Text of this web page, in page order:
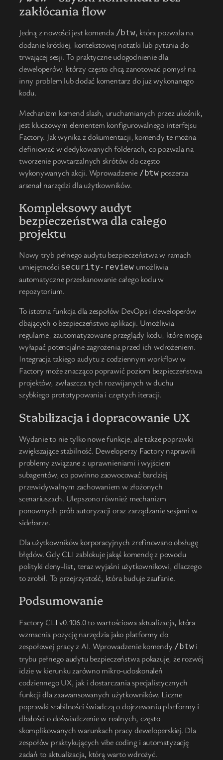
zakłócania flow
Jedną z nowości jest komenda /btw, która pozwala na
dodanie krótkiej, kontekstowej notatki lub pytania do
trwającej sesji. To praktyczne udogodnienie dla
deweloperów, którzy często chcą zanotować pomysł na
inny problem lub dodać komentarz do już wykonanego
kodu.
Mechanizm komend slash, uruchamianych przez ukośnik,
jest kluczowym elementem konfigurowalnego interfejsu
Factory. Jak wynika z dokumentacji, komendy te można
definiować w dedykowanych folderach, co pozwala na
tworzenie powtarzalnych skrótów do często
wykonywanych akcji. Wprowadzenie /btwposzerza
arsenał narzędzi dla użytkowników.
Kompleksowy audyt
bezpieczeństwa dla całego
projektu
Nowy tryb pełnego audytu bezpieczeństwa w ramach
umiejętności security-reviewumożliwia
automatyczne przeskanowanie całego kodu w
repozytorium.
To istotna funkcja dla zespołów DevOps i deweloperów
dbających o bezpieczeństwo aplikacji. Umożliwia
regularne, zautomatyzowane przeglądy kodu, które mogą
wyłapać potencjalne zagrożenia przed ich wdrożeniem.
Integracja takiego audytu z codziennym workflow w
Factory może znacząco poprawić poziom bezpieczeństwa
projektów, zwłaszcza tych rozwijanych w duchu
szybkiego prototypowania i częstych iteracji.
Stabilizacja i dopracowanie UX
Wydanie to nie tylko nowe funkcje, ale także poprawki
zwiększające stabilność. Deweloperzy Factory naprawili
problemy związane z uprawnieniami i wyjściem
subagentów, co powinno zaowocować bardziej
przewidywalnym zachowaniem w złożonych
scenariuszach. Ulepszono również mechanizm
ponownych prób autoryzacji oraz zarządzanie sesjami w
sidebarze.
Dla użytkowników korporacyjnych zrefinowano obsługę
błędów. Gdy CLI zablokuje jakąś komendę z powodu
polityki deny-list, teraz wyjaśni użytkownikowi, dlaczego
to zrobił. To przejrzystość, która buduje zaufanie.
Podsumowanie
Factory CLI v0.106.0 to wartościowa aktualizacja, która
wzmacnia pozycję narzędzia jako platformy do
zespołowej pracy z AI. Wprowadzenie komendy /btwi
trybu pełnego audytu bezpieczeństwa pokazuje, że rozwój
idzie w kierunku zarówno mikro-udoskonaleń
codziennego UX, jak i dostarczania specjalistycznych
funkcji dla zaawansowanych użytkowników. Liczne
poprawki stabilności świadczą o dojrzewaniu platformy i
dbałości o doświadczenie w realnych, często
skomplikowanych warunkach pracy deweloperskiej. Dla
zespołów praktykujących vibe coding i automatyzację
zadań to aktualizacja, którą warto wdrożyć.